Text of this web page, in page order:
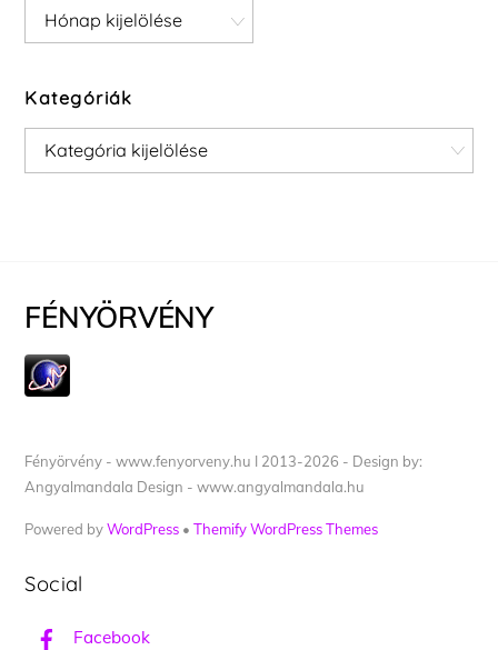
Archívum
Kategóriák
Kategóriák
FÉNYÖRVÉNY
Fényörvény - www.fenyorveny.hu I 2013-2026 - Design by:
Angyalmandala Design - www.angyalmandala.hu
Powered byWordPress •Themify WordPress Themes
Social
Facebook